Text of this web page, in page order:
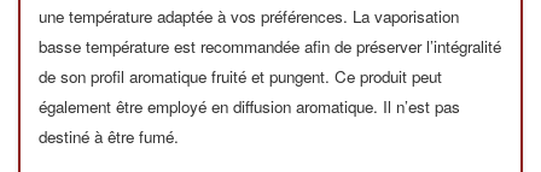
une température adaptée à vos préférences. La vaporisation
basse température est recommandée afin de préserver l’intégralité
de son profil aromatique fruité et pungent. Ce produit peut
également être employé en diffusion aromatique. Il n’est pas
destiné à être fumé.